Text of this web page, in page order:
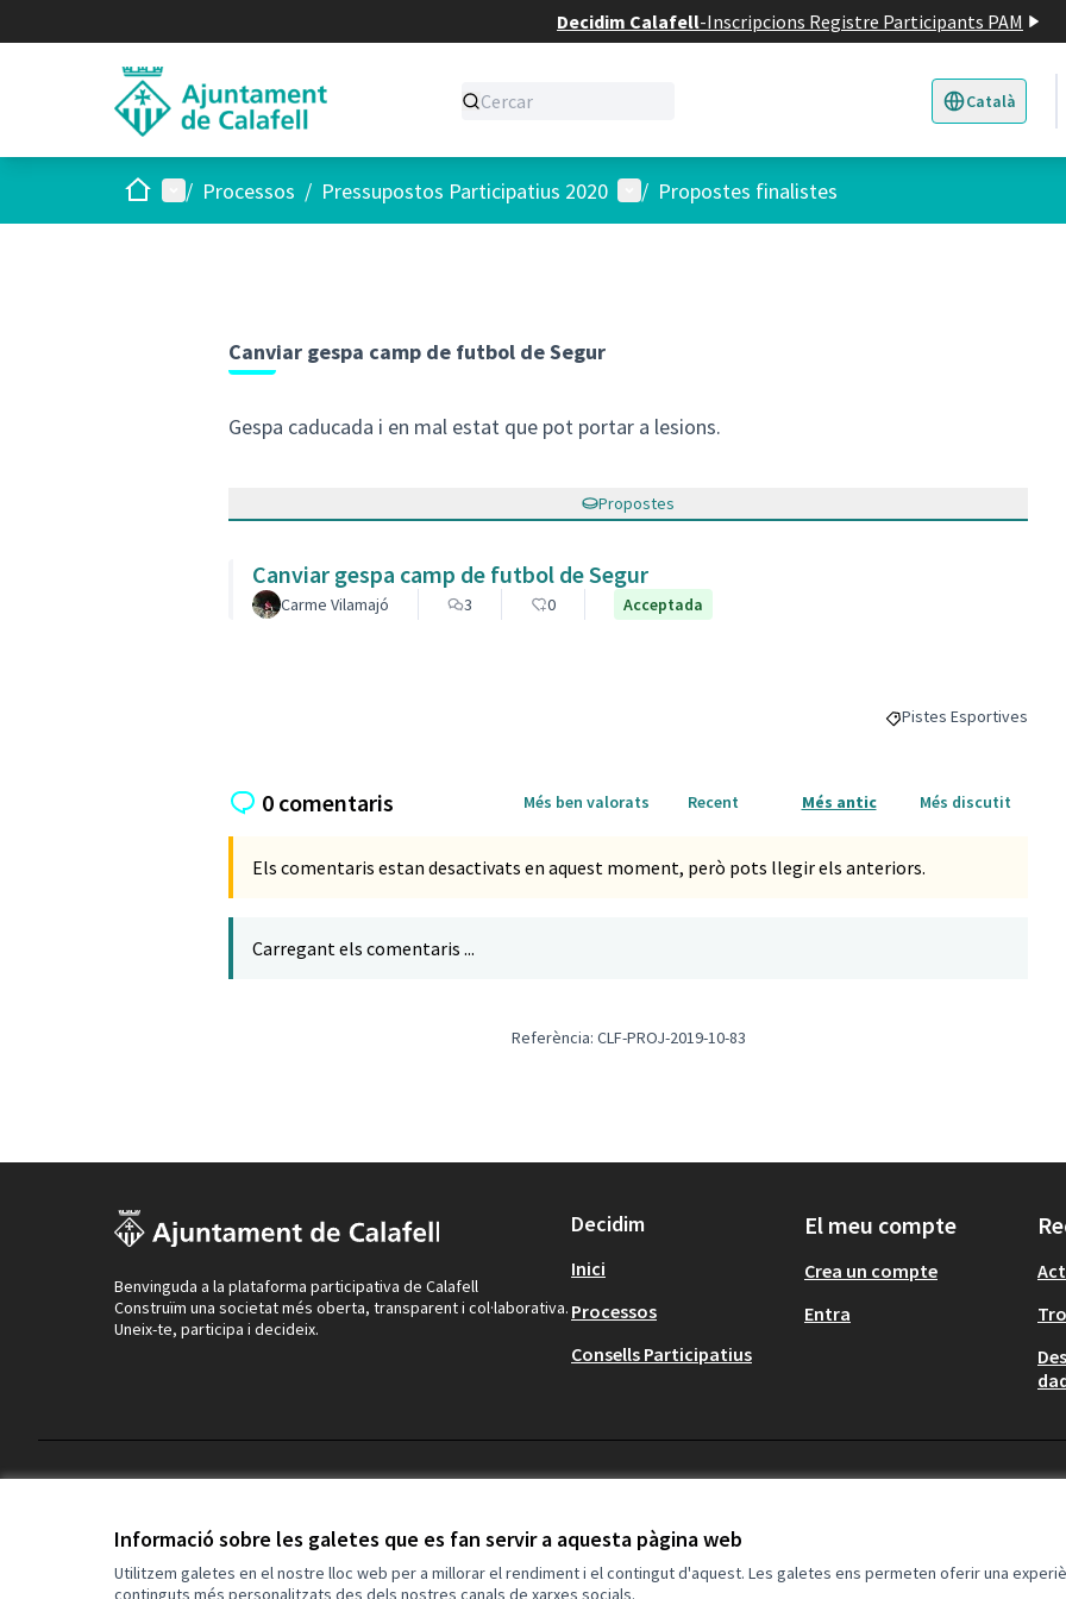
Informació sobre les galetes que es fan servir a aquesta pàgina web
Utilitzem galetes en el nostre lloc web per a millorar el rendiment i el contingut d'aquest. Les galetes ens permeten oferir una
continguts més personalitzats des dels nostres canals de xarxes socials.
Decidim Calafell-Inscripcions Registre Participants PAM
Català
Triar la llengua
Inici Menú principal
/ Processos / Pressupostos Participatius 2020 Menú d'usuari
/ Propostes finalistes
Canviar gespa camp de futbol de Segur
Gespa caducada i en mal estat que pot portar a lesions.
Propostes
Canviar gespa camp de futbol de Segur
Carme Vilamajó 3 0 Acceptada
Resultats al filtrar per
Pistes Esportives
0 comentaris Més ben valorats Recent Més antic Més discutit
Els comentaris estan desactivats en aquest moment, però pots llegir els anteriors.
Carregant els comentaris ...
Referència: CLF-PROJ-2019-10-83
Benvinguda a la plataforma participativa de Calafell
Construïm una societat més oberta, transparent i col·laborativa.
Uneix-te, participa i decideix.
Decidim
Inici
Processos
Consells Participatius
El meu compte
Crea un compte
Entra